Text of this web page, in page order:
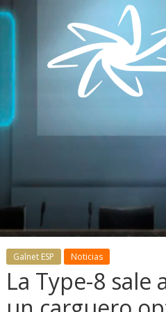
Galnet ESP Noticias
La Type-8 sale
la
llegan
vehículo
Desarrollo